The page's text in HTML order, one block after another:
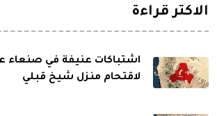
الاكثر قراءة
اشتباكات عنيفة في صنعاء
لاقتحام منزل شيخ قبلي